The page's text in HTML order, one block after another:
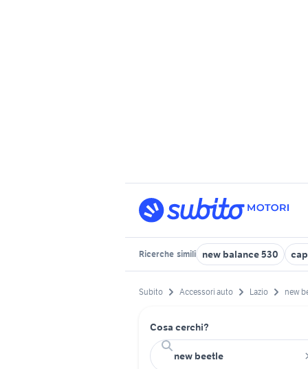
Ricerche simili new balance 530
Subito Accessori auto Lazio new
Cosa cerchi?